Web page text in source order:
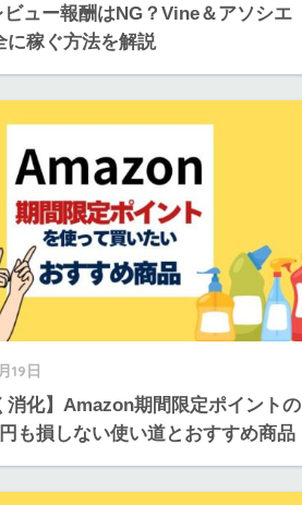
ュー報酬はNG？Vine＆アソシエ
に稼ぐ方法を解説
19日
消化】Amazon期間限定ポイントの
も損しない使い道とおすすめ商品